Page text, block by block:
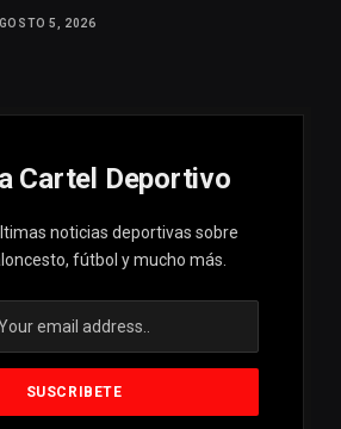
5, 2026
Cartel Deportivo
noticias deportivas sobre
fútbol y mucho más.